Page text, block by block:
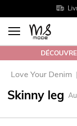
Love Your Denim
Skinny leg